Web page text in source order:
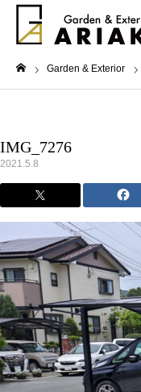
Garden & Exterior
IMG_7276
2021.5.8